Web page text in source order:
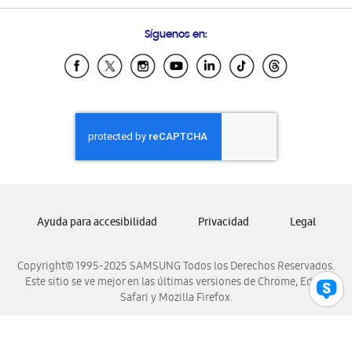
Samsung Ecuador
Samsung El Salvador
Samsung Honduras
Samsung Nicaragua
Samsung Panamá
Samsung Venezuela
Síguenos en:
Copyright© 1995-2025 SAMSUNG Todos los Derechos Reservados.
Este sitio se ve mejor en las últimas versiones de Chrome, Edge,
Safari y Mozilla Firefox.
Ayuda para accesibilidad Privacidad Legal